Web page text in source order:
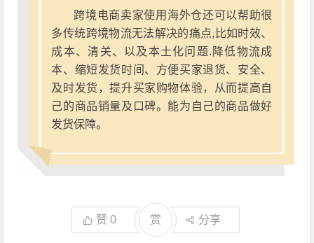
跨境电商卖家使用海外仓还可以帮助很
多传统跨境物流无法解决的痛点,比如时效、
成本、清关、以及本土化问题.降低物流成
本、缩短发货时间、方便买家退货、安全、
及时发货，提升买家购物体验，从而提高自
己的商品销量及口碑。能为自己的商品做好
发货保障。
赞0 赏 分享